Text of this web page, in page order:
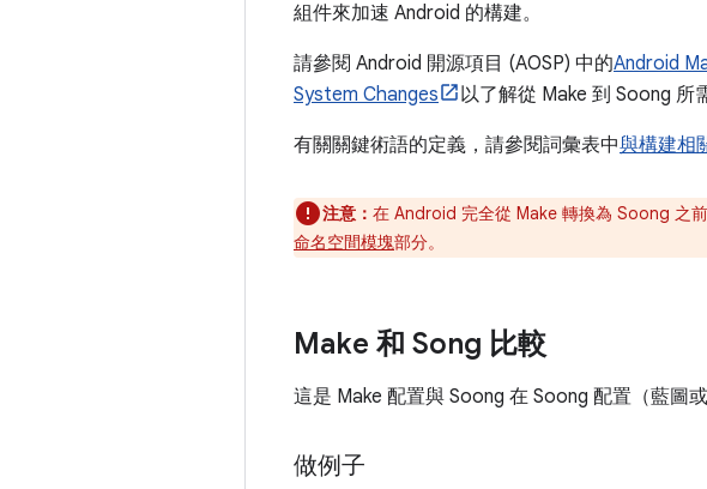
組件來加速 Android 的構建。
請參閱 Android 開源項目 (AOSP) 中的Android
System Changes
以了解從 Make 到 Soong 所
有關關鍵術語的定義，請參閱詞彙表中與構建相
注意： 在 Android 完全從 Make 轉換為 Soong 之
命名空間模塊部分。
Make 和 Song 比較
這是 Make 配置與 Soong 在 Soong 配置（藍圖或
做例子